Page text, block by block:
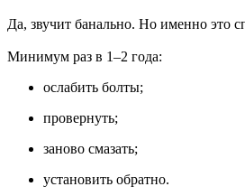
Да, звучит банально. Но именно это
Минимум раз в 1–2 года:
ослабить болты;
провернуть;
заново смазать;
установить обратно.